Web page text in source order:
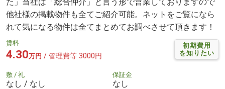
他社様の掲載物件も全てご紹介可能。ネットをご覧になら
れて気になる物件は全てまとめてお調べさせて頂きます！
初期費用
を知りたい
賃料
4.30万円 / 管理費等 3000円
敷 / 礼
なし / なし
保証金
なし